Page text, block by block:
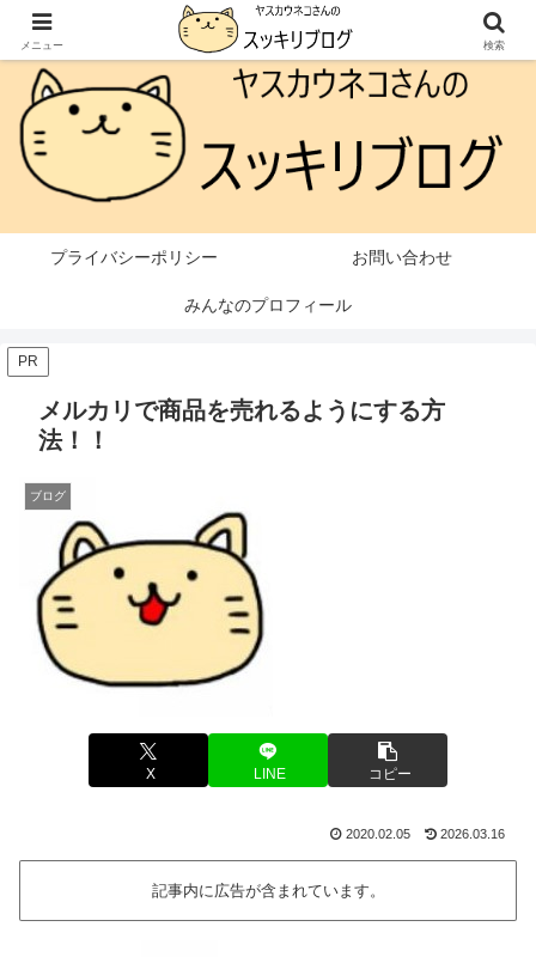
本ページはプロモーションが含まれています
プライバシーポリシー お問い合わせ
みんなのプロフィール
PR
メルカリで商品を売れるようにする方
法！！
ブログ
X LINE コピー
2020.02.05 2026.03.16
記事内に広告が含まれています。
メニュー 検索